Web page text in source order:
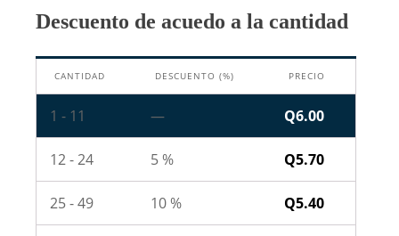
10W
Descuento de acuedo a la cantidad
CANTIDAD DESCUENTO (%) PRECIO
1 - 11 — Q6.00
12 - 24 5 % Q5.70
25 - 49 10 % Q5.40